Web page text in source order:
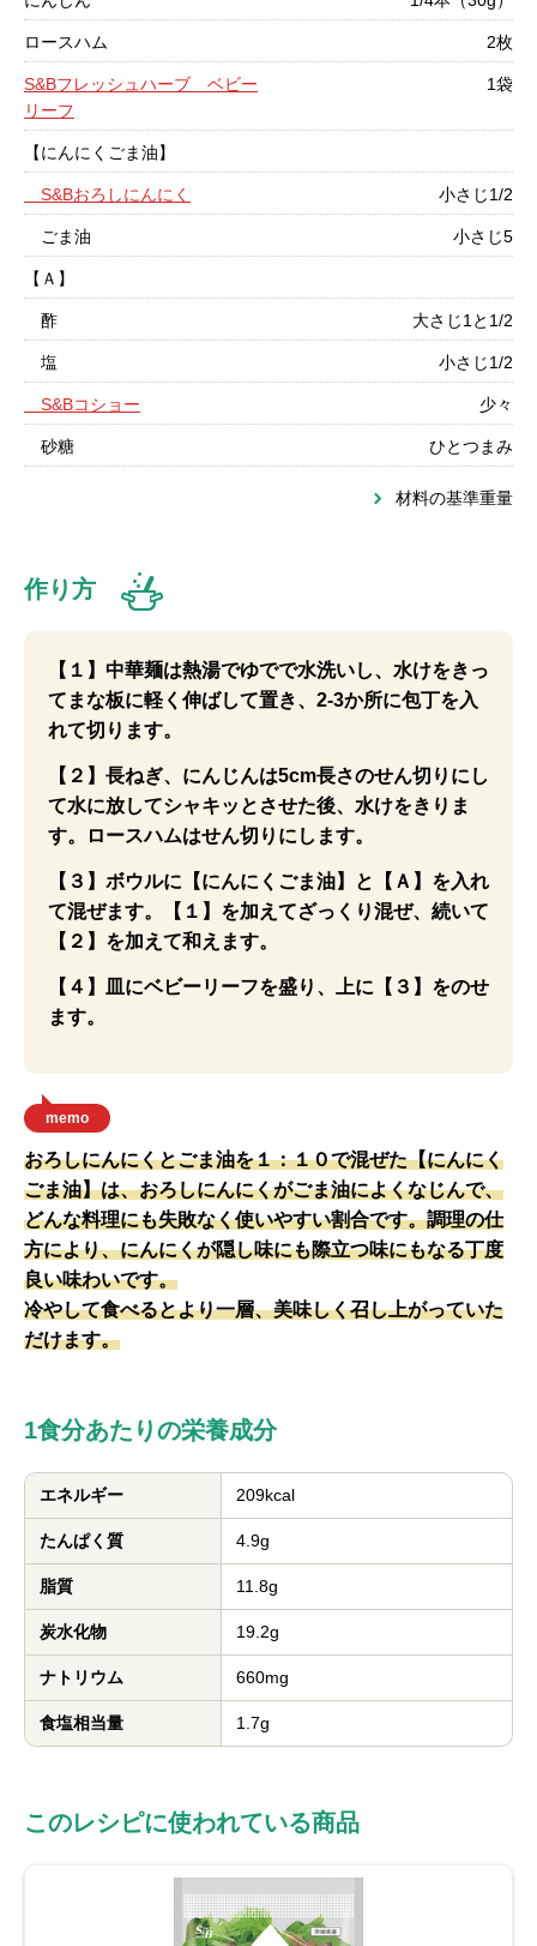
ロースハム 2枚
S&Bフレッシュハーブ ベビー
リーフ
1袋
【にんにくごま油】
S&Bおろしにんにく 小さじ1/2
ごま油 小さじ5
【Ａ】
酢 大さじ1と1/2
塩 小さじ1/2
S&Bコショー 少々
砂糖 ひとつまみ
材料の基準重量
作り方
【１】中華麺は熱湯でゆでで水洗いし、水けをきっ
てまな板に軽く伸ばして置き、2-3か所に包丁を入
れて切ります。
【２】長ねぎ、にんじんは5cm長さのせん切りにし
て水に放してシャキッとさせた後、水けをきりま
す。ロースハムはせん切りにします。
【３】ボウルに【にんにくごま油】と【Ａ】を入れ
て混ぜます。【１】を加えてざっくり混ぜ、続いて
【２】を加えて和えます。
【４】皿にベビーリーフを盛り、上に【３】をのせ
ます。
memo
おろしにんにくとごま油を１：１０で混ぜた【にんにく
ごま油】は、おろしにんにくがごま油によくなじんで、
どんな料理にも失敗なく使いやすい割合です。調理の仕
方により、にんにくが隠し味にも際立つ味にもなる丁度
良い味わいです。
冷やして食べるとより一層、美味しく召し上がっていた
だけます。
1食分あたりの栄養成分
エネルギー 209kcal
たんぱく質 4.9g
脂質 11.8g
炭水化物 19.2g
ナトリウム 660mg
食塩相当量 1.7g
このレシピに使われている商品